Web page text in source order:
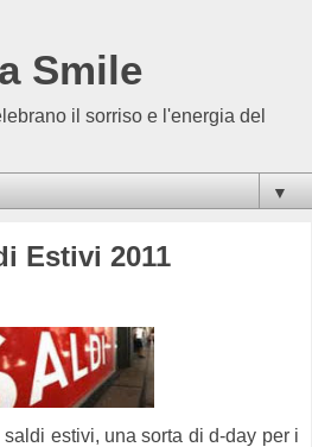
Smile
il sorriso e l'energia del
▼
Estivi 2011
estivi, una sorta di d-day per i